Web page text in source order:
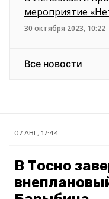
мероприятие
30 октября 2023, 10:22
Все новости
07 АВГ, 17:44
В Тосно